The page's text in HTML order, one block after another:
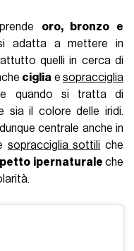
oro, bronzo e
adatta a mettere in
quelli in cerca di
ciglia e sopracciglia
quando si tratta di
sia il colore delle iridi.
centrale anche in
sopracciglia sottili che
ipernaturale che